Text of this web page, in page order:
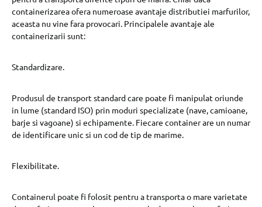
containerizarea ofera numeroase avantaje distributiei marfurilor,
aceasta nu vine fara provocari. Principalele avantaje ale
containerizarii sunt:
Standardizare.
Produsul de transport standard care poate fi manipulat oriunde
in lume (standard ISO) prin moduri specializate (nave, camioane,
barje si vagoane) si echipamente. Fiecare container are un numar
de identificare unic si un cod de tip de marime.
Flexibilitate.
Containerul poate fi folosit pentru a transporta o mare varietate